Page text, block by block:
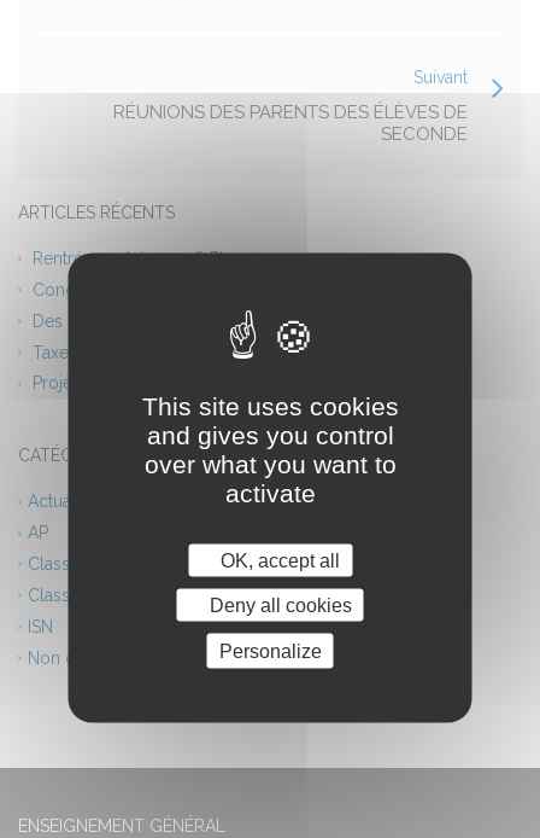
Suivant
RÉUNIONS DES PARENTS DES ÉLÈVES DE
SECONDE
ARTICLES RÉCENTS
Rentrée scolaire 2026 Planning
Congés d’été – Fermeture du lycée
Des ponts entre l’Europe et l’Afrique
Taxe d’apprentissage 2026
Projet théâtre
CATÉGORIES
Actualités
AP
Classes européennes
Classes innovantes
ISN
Non classé
ENSEIGNEMENT GÉNÉRAL
This site uses cookies
and gives you control
over what you want to
activate
OK, accept all
Deny all cookies
Personalize